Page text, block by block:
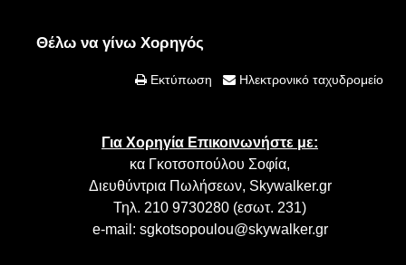
Θέλω να γίνω Χορηγός
Εκτύπωση Ηλεκτρονικό ταχυδρομείο
Για Χορηγία Επικοινωνήστε με:
κα Γκοτσοπούλου Σοφία,
Διευθύντρια Πωλήσεων, Skywalker.gr
Τηλ. 210 9730280 (εσωτ. 231)
e-mail: sgkotsopoulou@skywalker.gr